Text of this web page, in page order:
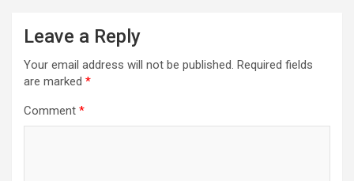
Leave a Reply
Your email address will not be published. Required fields
are marked *
Comment *